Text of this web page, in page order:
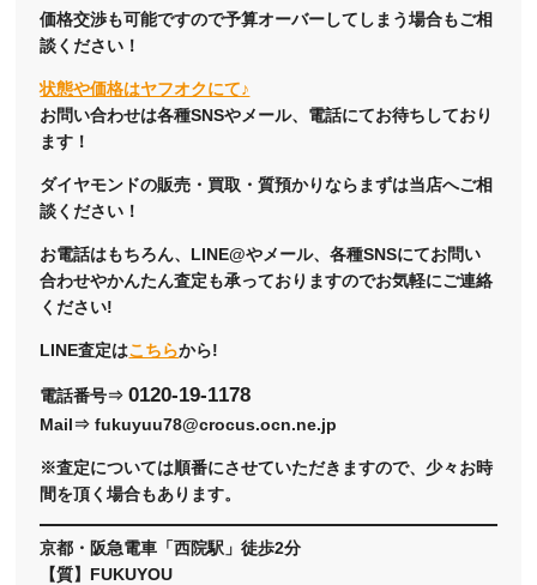
価格交渉も可能ですので予算オーバーしてしまう場合もご相
談ください！
状態や価格はヤフオクにて♪
お問い合わせは各種SNSやメール、電話にてお待ちしており
ます！
ダイヤモンドの販売・買取・質預かりならまずは当店へご相
談ください！
お電話はもちろん、LINE@やメール、各種SNSにてお問い
合わせやかんたん査定も承っておりますのでお気軽にご連絡
ください!
LINE査定はこちらから!
電話番号⇒0120-19-1178
Mail⇒ fukuyuu78@crocus.ocn.ne.jp
※査定については順番にさせていただきますので、少々お時
間を頂く場合もあります。
京都・阪急電車「西院駅」徒歩2分
【質】FUKUYOU